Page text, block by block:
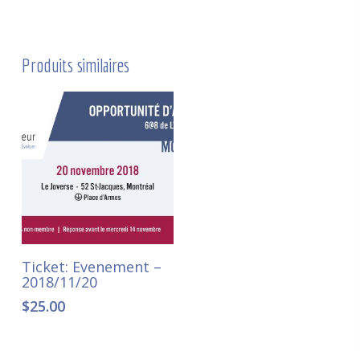
Produits similaires
Ajouter au panier
Ticket: Evenement –
2018/11/20
$25.00